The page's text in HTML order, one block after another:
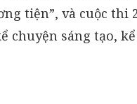
tiện”, và cuộc
chuyện sáng tạo,